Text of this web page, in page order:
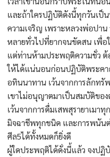
และถ้าใครปฏิบัติดังนี้ทุกวันเป็
ความเจริญ เพราะหลวงพ่อปา
หลายทั่วไปที่ยากจนขัดสน เพื่
แต่ท่านห้ามประพฤติความชั่ว
ให้ได้แน่นอนก่อนปฏิบัติพระคา
อทินนาทาน เว้นจากการลักทรั
เขาไม่อนุญาตมาเป็นสมบัติขอ
เว้นจากการดื่มเสพสุรายาเมา
มิจฉาชีพทุกชนิด และการพนัน
ศีล5ได้ทั้งหมดก็ยิ่งดี
ผู้ใดประพฤติได้ดั่งนี้แล้ว จงปฏิ